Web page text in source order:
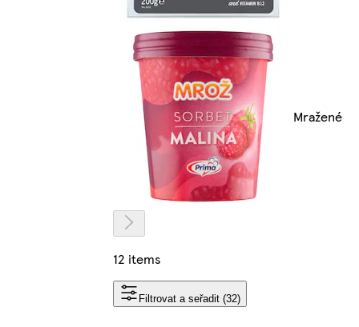
Mražené
12 items
Filtrovat a seřadit (32)